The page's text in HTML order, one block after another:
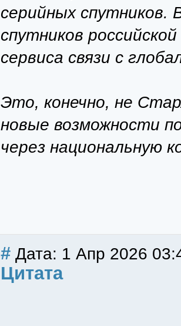
серийных спутников.
спутников
сервиса связи с
Это, конечно, не
новые возможности
через национальную
# Дата: 1 Апр 2026
Цитата